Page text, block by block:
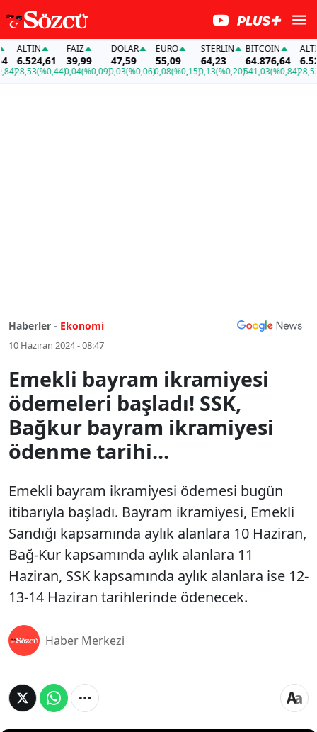
ALTIN
6.524,61
28,53(%0,44)
FAİZ
39,99
0,04(%0,09)
DOLAR
47,59
0,03(%0,06)
EURO
55,09
0,08(%0,15)
STERLIN
64,23
0,13(%0,20)
BITCOIN
64.876,64
541,03(%0,84)
ALTIN
28,53
Haberler - Ekonomi
10 Haziran 2024 - 08:47
Emekli bayram ikramiyesi
ödemeleri başladı! SSK,
Bağkur bayram ikramiyesi
ödenme tarihi...
Emekli bayram ikramiyesi ödemesi bugün
itibarıyla başladı. Bayram ikramiyesi, Emekli
Sandığı kapsamında aylık alanlara 10 Haziran,
Bağ-Kur kapsamında aylık alanlara 11
Haziran, SSK kapsamında aylık alanlara ise 12-
13-14 Haziran tarihlerinde ödenecek.
Haber Merkezi